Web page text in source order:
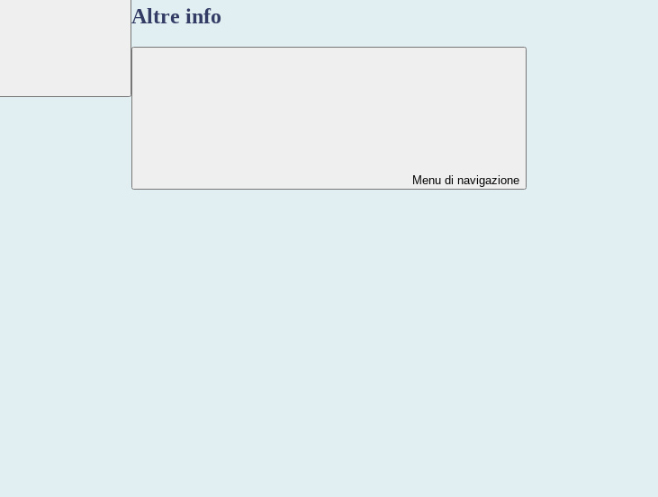
Altre info
Menu di navigazione